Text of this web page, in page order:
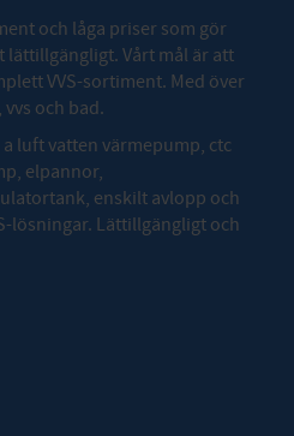
och låga priser som gör
Vårt mål är att
VVS-sortiment. Med över
och bad.
luft vatten värmepump, ctc
elpannor,
enskilt avlopp och
lösningar. Lättillgängligt och